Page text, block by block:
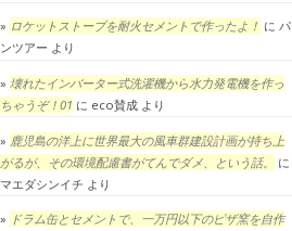
ロケットストーブを耐火セメントで作ったよ！ に パ
ンツアー より
壊れたインバーター式洗濯機から水力発電機を作っ
ちゃうぞ！01 に eco賛成 より
鹿児島の洋上に世界最大の風車群建設計画が持ち上
がるが、その環境配慮書がてんでダメ、という話。
に
マエダシンイチ より
ドラム缶とセメントで、一万円以下のピザ窯を自作